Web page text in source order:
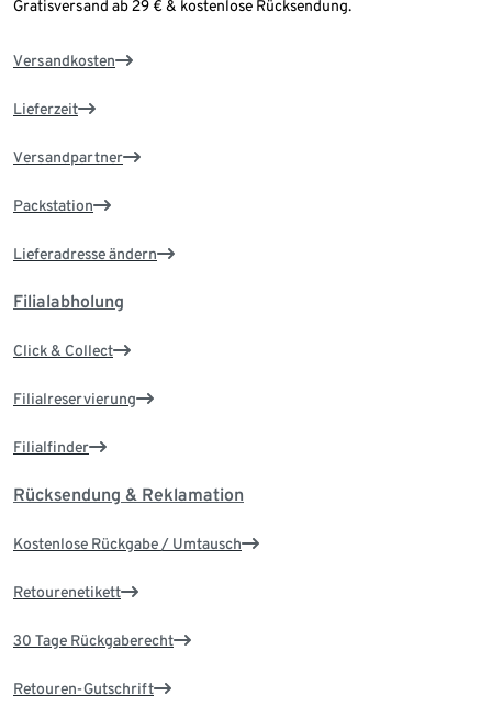
Gratisversand ab 29 € & kostenlose Rücksendung.
Versandkosten
Lieferzeit
Versandpartner
Packstation
Lieferadresse ändern
Filialabholung
Click & Collect
Filialreservierung
Filialfinder
Rücksendung & Reklamation
Kostenlose Rückgabe / Umtausch
Retourenetikett
30 Tage Rückgaberecht
Retouren-Gutschrift